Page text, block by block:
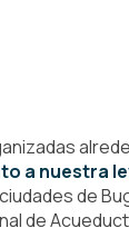
a nuestra
de
de